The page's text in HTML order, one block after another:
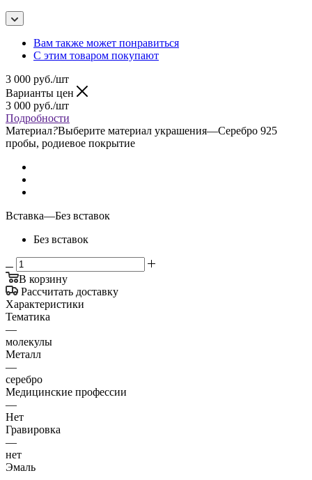
Вам также может понравиться
С этим товаром покупают
3 000 руб./шт
Варианты цен
3 000 руб./шт
Подробности
Материал?Выберите материал украшения—Серебро 925
пробы, родиевое покрытие
Вставка—Без вставок
Без вставок
В корзину
Рассчитать доставку
Характеристики
Тематика
—
молекулы
Металл
—
серебро
Медицинские профессии
—
Нет
Гравировка
—
нет
Эмаль